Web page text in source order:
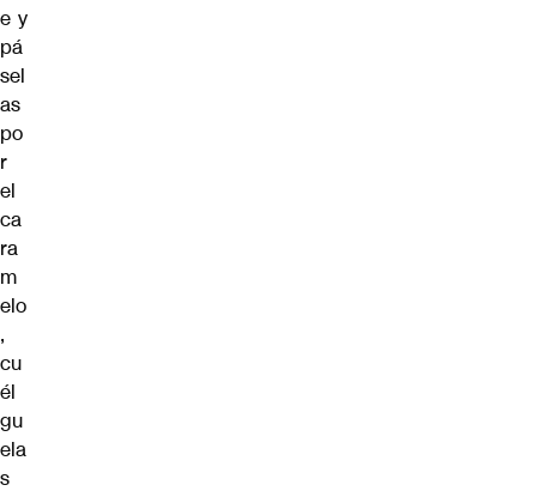
e y
pá
sel
as
po
r
el
ca
ra
m
elo
,
cu
él
gu
ela
s